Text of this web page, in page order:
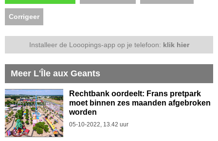
Corrigeer
Installeer de Looopings-app op je telefoon: klik hier
Meer L'Île aux Geants
Rechtbank oordeelt: Frans pretpark
moet binnen zes maanden afgebroken
worden
05-10-2022, 13.42 uur